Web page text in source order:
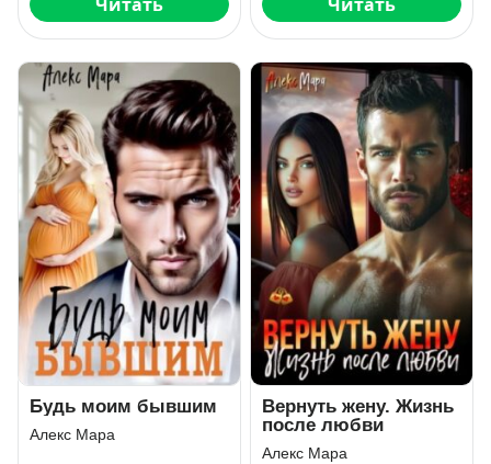
Будь моим бывшим
Алекс Мара
Вернуть жену. Жизнь
после любви
Алекс Мара